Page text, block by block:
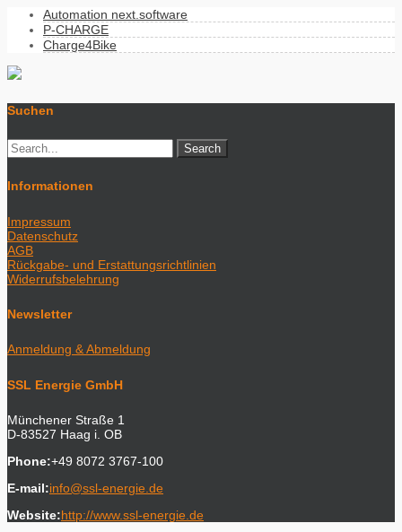
Automation next.software
P-CHARGE
Charge4Bike
Suchen
Informationen
Impressum
Datenschutz
AGB
Rückgabe- und Erstattungsrichtlinien
Widerrufsbelehrung
Newsletter
Anmeldung & Abmeldung
SSL Energie GmbH
Münchener Straße 1
D-83527 Haag i. OB
Phone:+49 8072 3767-100
E-mail:info@ssl-energie.de
Website:http://www.ssl-energie.de